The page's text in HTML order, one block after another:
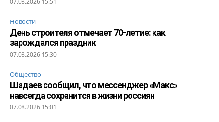
07.08.2026 15:51
Новости
День строителя отмечает 70-летие: как
зарождался праздник
07.08.2026 15:30
Общество
Шадаев сообщил, что мессенджер «Макс»
навсегда сохранится в жизни россиян
07.08.2026 15:01